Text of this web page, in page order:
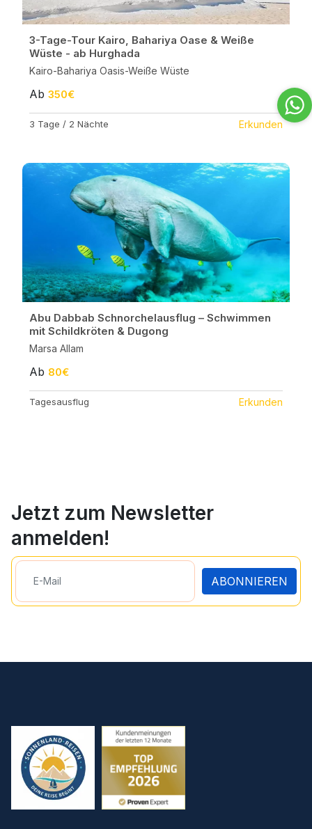
3-Tage-Tour Kairo, Bahariya Oase & Weiße
Wüste - ab Hurghada
Kairo-Bahariya Oasis-Weiße Wüste
Ab 350€
3 Tage / 2 Nächte Erkunden
Abu Dabbab Schnorchelausflug – Schwimmen
mit Schildkröten & Dugong
Marsa Allam
Ab 80€
Tagesausflug Erkunden
Jetzt zum Newsletter
anmelden!
ABONNIEREN